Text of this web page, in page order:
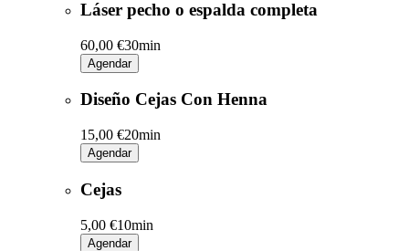
Láser pecho o espalda completa
60,00 €30min
Agendar
Diseño Cejas Con Henna
15,00 €20min
Agendar
Cejas
5,00 €10min
Agendar